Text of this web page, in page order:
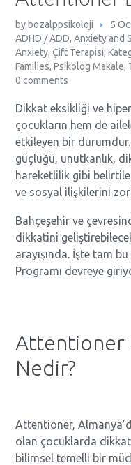
by bozalppsikoloji
5
ADHD / ADD,Anxiety and
Anxiety,Çift Terapisi,
Families,Psikolog Makale,
0 comments
Dikkat eksikliği ve
çocukların hem de
etkileyen bir
güçlüğü, unutkanlık,
hareketlilik gibi
ve sosyal ilişkilerini
Bahçeşehir ve
dikkatini
arayışında. İşte tam
Programı devreye
Attentioner
Nedir?
Attentioner,
olan çocuklarda
bilimsel temelli bir